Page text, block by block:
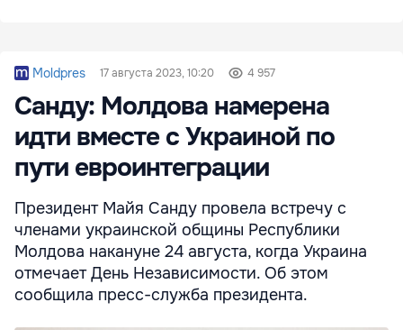
Moldpres 17 августа 2023, 10:20 4 957
Санду: Молдова намерена
идти вместе с Украиной по
пути евроинтеграции
Президент Майя Санду провела встречу с
членами украинской общины Республики
Молдова накануне 24 августа, когда Украина
отмечает День Независимости. Об этом
сообщила пресс-служба президента.